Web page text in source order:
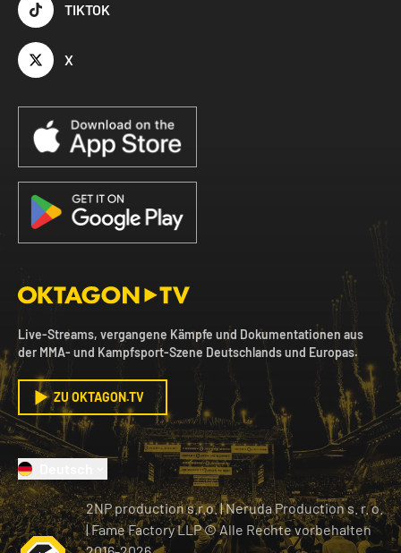
TIKTOK
X
Live-Streams, vergangene Kämpfe und Dokumentationen aus
der MMA- und Kampfsport-Szene Deutschlands und Europas.
ZU OKTAGON.TV
2NP production s.r.o.|Neruda Production s. r. o.
| Fame Factory LLP © Alle Rechte vorbehalten